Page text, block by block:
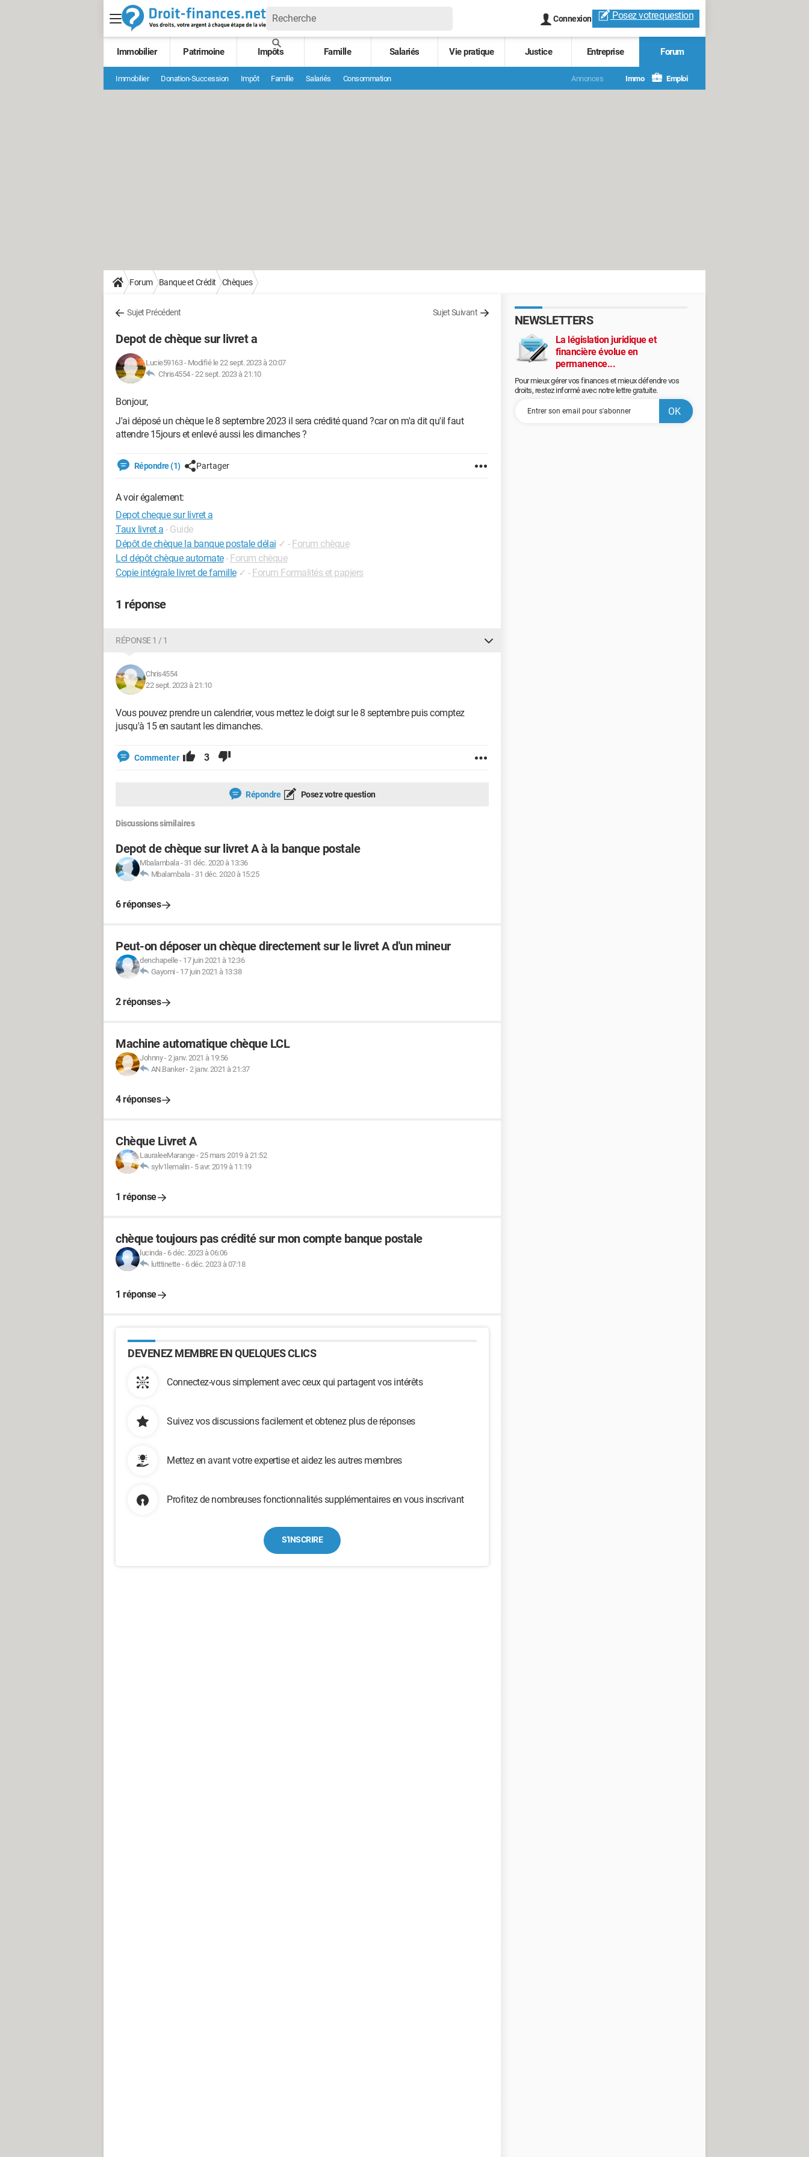
Connexion Posez votrequestion
Immobilier Patrimoine Impôts Famille Salariés Vie pratique Justice Entreprise Forum
Immobilier Donation-Succession Impôt Famille Salariés Consommation Annonces Immo Emploi
Forum Banque et Crédit Chèques
Sujet Précédent Sujet Suivant
Depot de chèque sur livret a
Lucie59163- Modifié le 22 sept. 2023 à 20:07
Chris4554 -22 sept. 2023 à 21:10
Bonjour,
J'ai déposé un chèque le 8 septembre 2023 il sera crédité quand ?car on m'a dit qu'il faut
attendre 15jours et enlevé aussi les dimanches ?
Répondre (1) Partager
A voir également:
Depot cheque sur livret a
Taux livret a - Guide
Dépôt de chèque la banque postale délai ✓ - Forum chèque
Lcl dépôt chèque automate- Forum chèque
Copie intégrale livret de famille ✓ - Forum Formalités et papiers
1 réponse
RÉPONSE 1 / 1
Chris4554
22 sept. 2023 à 21:10
Vous pouvez prendre un calendrier, vous mettez le doigt sur le 8 septembre puis comptez
jusqu'à 15 en sautant les dimanches.
Commenter 3
Répondre Posez votre question
Discussions similaires
Depot de chèque sur livret A à la banque postale
Mbalambala- 31 déc. 2020 à 13:36
Mbalambala- 31 déc. 2020 à 15:25
6 réponses
Peut-on déposer un chèque directement sur le livret A d'un mineur
denchapelle- 17 juin 2021 à 12:36
Gayomi - 17 juin 2021 à 13:38
2 réponses
Machine automatique chèque LCL
Johnny-2 janv. 2021 à 19:56
AN.Banker-2 janv. 2021 à 21:37
4 réponses
Chèque Livret A
LauraleeMarange-25 mars 2019 à 21:52
sylv1lemalin- 5 avr. 2019 à 11:19
1 réponse
chèque toujours pas crédité sur mon compte banque postale
lucinda- 6 déc. 2023 à 06:06
lutttinette- 6 déc. 2023 à 07:18
1 réponse
DEVENEZ MEMBRE EN QUELQUES CLICS
Connectez-vous simplement avec ceux qui partagent vos intérêts
Suivez vos discussions facilement et obtenez plus de réponses
Mettez en avant votre expertise et aidez les autres membres
Profitez de nombreuses fonctionnalités supplémentaires en vous inscrivant
S'INSCRIRE
NEWSLETTERS
La législation juridique et
financière évolue en
permanence...
Pour mieux gérer vos finances et mieux défendre vos
droits, restez informé avec notre lettre gratuite.